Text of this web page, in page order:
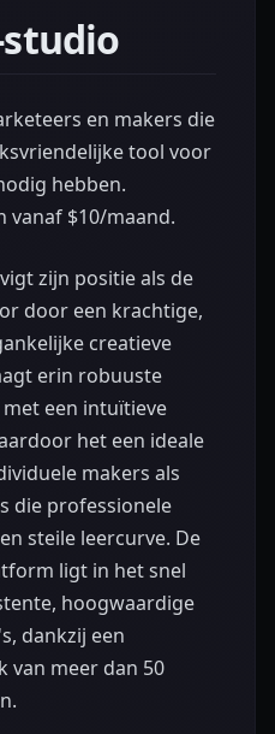
en makers die
tool voor
hebben.
vanaf $10/maand.
zijn positie als de
door een krachtige,
creatieve
erin robuuste
een intuïtieve
het een ideale
makers als
die professionele
steile leercurve. De
ligt in het snel
hoogwaardige
dankzij een
van meer dan 50